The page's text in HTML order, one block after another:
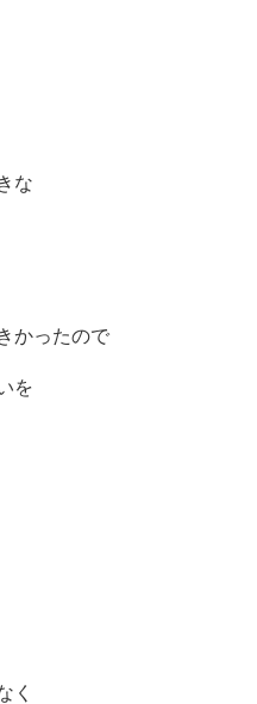
な
かったので
を
く